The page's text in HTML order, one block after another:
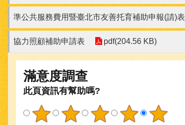
準公共服務費用暨臺北市友善托育補助申報(請)表
協力照顧補助申請表 pdf(204.56 KB)
滿意度調查
此頁資訊有幫助嗎?